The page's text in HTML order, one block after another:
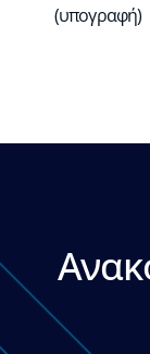
(υπογραφή)